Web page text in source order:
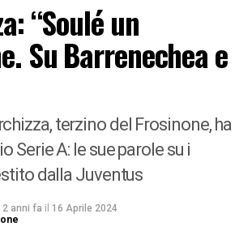
“Soulé un
Su Barrenechea e
terzino del Frosinone, ha
Serie A: le sue parole su i
dalla Juventus
2 anni fa il 16 Aprile 2024